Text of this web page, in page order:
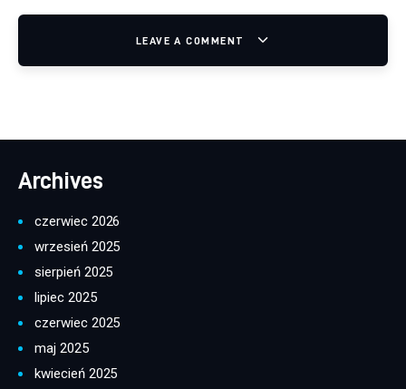
LEAVE A COMMENT
Archives
czerwiec 2026
wrzesień 2025
sierpień 2025
lipiec 2025
czerwiec 2025
maj 2025
kwiecień 2025